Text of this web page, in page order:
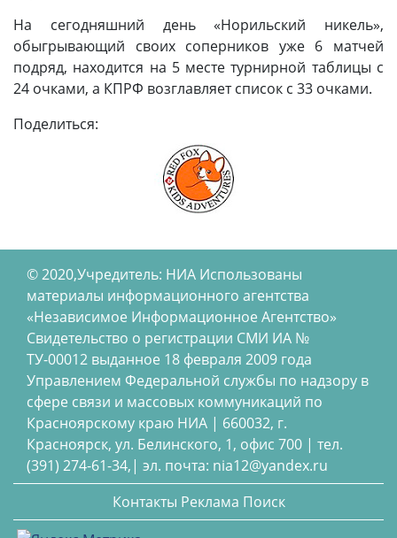
На сегодняшний день «Норильский никель»,
обыгрывающий своих соперников уже 6 матчей
подряд, находится на 5 месте турнирной таблицы с
24 очками, а КПРФ возглавляет список с 33 очками.
Поделиться:
© 2020,Учредитель: НИА Использованы
материалы информационного агентства
«Независимое Информационное Агентство»
Свидетельство о регистрации СМИ ИА №
ТУ-00012 выданное 18 февраля 2009 года
Управлением Федеральной службы по надзору в
сфере связи и массовых коммуникаций по
Красноярскому краю НИА | 660032, г.
Красноярск, ул. Белинского, 1, офис 700 | тел.
(391) 274-61-34,| эл. почта: nia12@yandex.ru
Контакты Реклама Поиск